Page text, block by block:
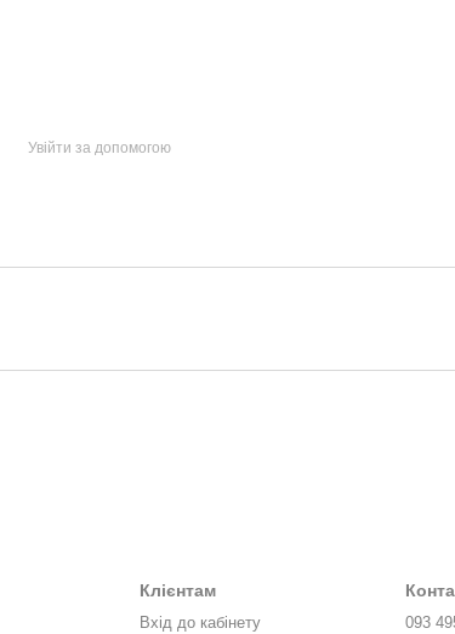
Увійти за допомогою
Клієнтам
Вхід до кабінету 093